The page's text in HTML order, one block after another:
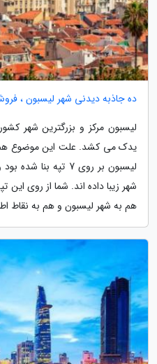
ده جاذبه دیدنی شهر لیسبون ،
یدک می کشد. علت این موضوع
لیسبون بر روی 7
شهر زیبا داده اند. شما از روی این
هم به شهر لیسبون و هم به نقاط